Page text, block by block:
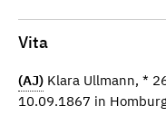
Vita
(AJ) Klara Ullmann, *
10.09.1867 in